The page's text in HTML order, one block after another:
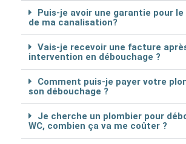
Puis-je avoir une garantie pour le
de ma canalisation?
Vais-je recevoir une facture
intervention en débouchage ?
Comment puis-je payer votre
son débouchage ?
Je cherche un plombier pour
WC, combien ça va me coûter ?